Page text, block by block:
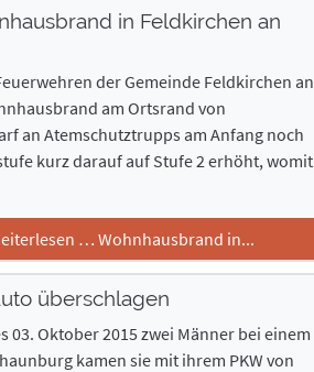
in Feldkirchen an
der Gemeinde Feldkirchen an
am Ortsrand von
an Atemschutztrupps am Anfang noch
kurz darauf auf Stufe 2 erhöht, womit
… Wohnhausbrand in...
überschlagen
03. Oktober 2015 zwei Männer bei einem
kamen sie mit ihrem PKW von